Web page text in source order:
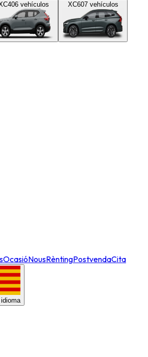
6vehículos XC607vehículos
OcasióNousRèntingPostvendaCita